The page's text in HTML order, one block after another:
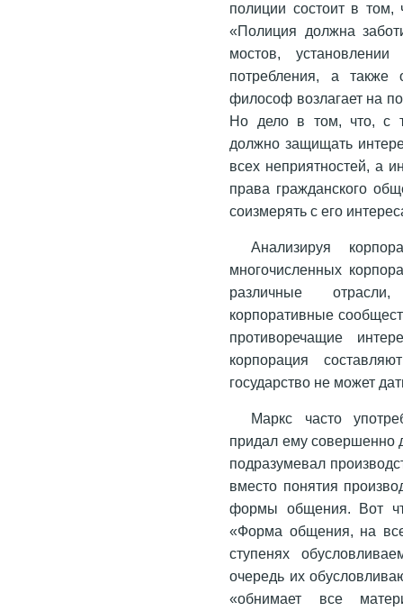
полиции состоит в том,
«Полиция должна
мостов,
потребления, а также
философ возлагает на
Но дело в том, что, с
должно защищать
всех неприятностей, а
права гражданского
соизмерять с его
Анализируя
многочисленных
различные
корпоративные
противоречащие
корпорация
государство не может
Маркс часто
придал ему совершенно
подразумевал
вместо понятия
формы общения. Вот
«Форма общения, на
ступенях
очередь их
«обнимает все